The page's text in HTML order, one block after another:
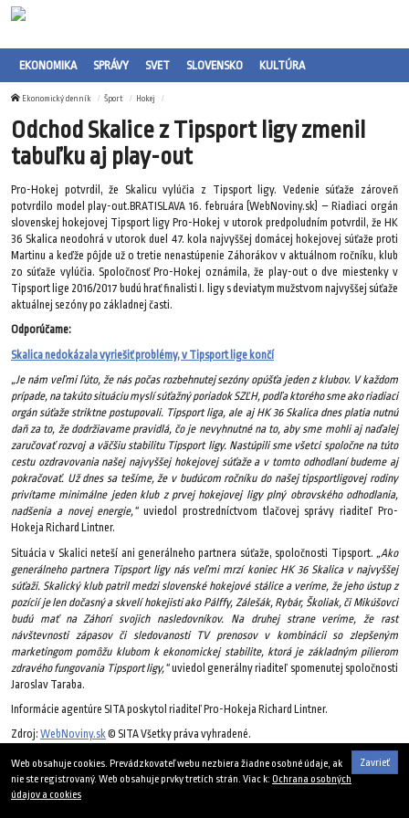
EKONOMIKA SPRÁVY SVET SLOVENSKO KULTÚRA
Ekonomický denník Šport Hokej
Odchod Skalice z Tipsport ligy zmenil
tabuľku aj play-out
Pro-Hokej potvrdil, že Skalicu vylúčia z Tipsport ligy. Vedenie súťaže zároveň
potvrdilo model play-out.BRATISLAVA 16. februára (WebNoviny.sk) – Riadiaci orgán
slovenskej hokejovej Tipsport ligy Pro-Hokej v utorok predpoludním potvrdil, že HK
36 Skalica neodohrá v utorok duel 47. kola najvyššej domácej hokejovej súťaže proti
Martinu a keďže pôjde už o tretie nenastúpenie Záhorákov v aktuálnom ročníku, klub
zo súťaže vylúčia. Spoločnosť Pro-Hokej oznámila, že play-out o dve miestenky v
Tipsport lige 2016/2017 budú hrať finalisti I. ligy s deviatym mužstvom najvyššej súťaže
aktuálnej sezóny po základnej časti.
Odporúčame:
Skalica nedokázala vyriešiť problémy, v Tipsport lige končí
„Je nám veľmi ľúto, že nás počas rozbehnutej sezóny opúšťa jeden z klubov. V každom
prípade, na takúto situáciu myslí súťažný poriadok SZĽH, podľa ktorého sme ako riadiaci
orgán súťaže striktne postupovali. Tipsport liga, ale aj HK 36 Skalica dnes platia nutnú
daň za to, že dodržiavame pravidlá, čo je nevyhnutné na to, aby sme mohli aj naďalej
zaručovať rozvoj a väčšiu stabilitu Tipsport ligy. Nastúpili sme všetci spoločne na túto
cestu ozdravovania našej najvyššej hokejovej súťaže a v tomto odhodlaní budeme aj
pokračovať. Už dnes sa tešíme, že v budúcom ročníku do našej tipsportligovej rodiny
privítame minimálne jeden klub z prvej hokejovej ligy plný obrovského odhodlania,
nadšenia a novej energie,“uviedol prostredníctvom tlačovej správy riaditeľ Pro-
Hokeja Richard Lintner.
Situácia v Skalici neteší ani generálneho partnera súťaže, spoločnosti Tipsport. „Ako
generálneho partnera Tipsport ligy nás veľmi mrzí koniec HK 36 Skalica v najvyššej
súťaži. Skalický klub patril medzi slovenské hokejové stálice a veríme, že jeho ústup z
pozícií je len dočasný a skvelí hokejisti ako Pálffy, Zálešák, Rybár, Školiak, či Mikúšovci
budú mať na Záhorí svojich nasledovníkov. Na druhej strane veríme, že rast
návštevnosti zápasov či sledovanosti TV prenosov v kombinácii so zlepšeným
marketingom pomôžu klubom k ekonomickej stabilite, ktorá je základným pilierom
zdravého fungovania Tipsport ligy,“uviedol generálny riaditeľ spomenutej spoločnosti
Jaroslav Taraba.
Informácie agentúre SITA poskytol riaditeľ Pro-Hokeja Richard Lintner.
Zdroj: WebNoviny.sk© SITA Všetky práva vyhradené.
16. februára 2016
Zavrieť
Web obsahuje cookies. Prevádzkovateľ webu nezbiera žiadne osobné údaje, ak
nie ste registrovaný. Web obsahuje prvky tretích strán. Viac k: Ochrana osobných
údajov a cookies